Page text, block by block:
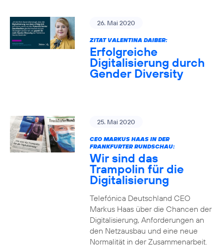
26. Mai 2020
ZITAT VALENTINA DAIBER:
Erfolgreiche
Digitalisierung durch
Gender Diversity
25. Mai 2020
CEO MARKUS HAAS IN DER
FRANKFURTER RUNDSCHAU:
Wir sind das
Trampolin für die
Digitalisierung
Telefónica Deutschland CEO
Markus Haas über die Chancen der
Digitalisierung, Anforderungen an
den Netzausbau und eine neue
Normalität in der Zusammenarbeit.